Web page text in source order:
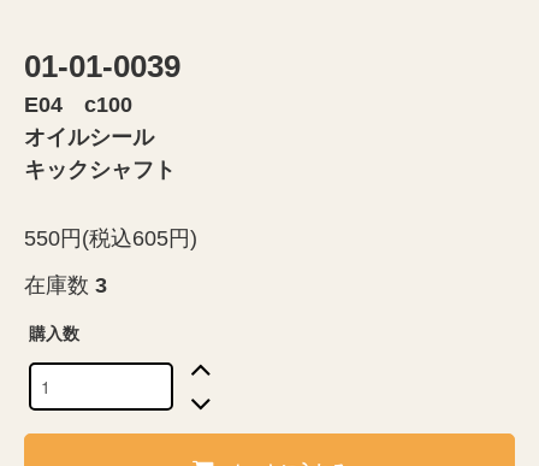
01-01-0039
E04 c100
オイルシール
キックシャフト
550円(税込605円)
在庫数 3
購入数